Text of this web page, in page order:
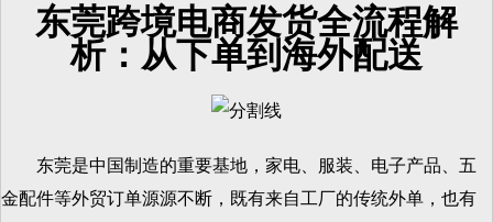
东莞跨境电商发货全流程解
析：从下单到海外配送
东莞是中国制造的重要基地，家电、服装、电子产品、五
金配件等外贸订单源源不断，既有来自工厂的传统外单，也有